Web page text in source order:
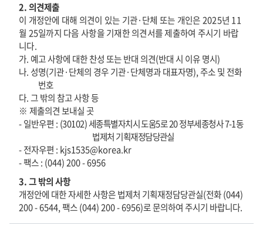
2.의견제출
이 개정안에 대해 의견이 있는 기관·단체 또는 개인은2025년 11
월 25일까지 다음 사항을 기재한 의견서를 제출하여 주시기 바랍
니다.
가. 예고 사항에 대한 찬성 또는 반대 의견(반대 시 이유 명시)
나. 성명(기관·단체의 경우 기관·단체명과 대표자명),주소 및 전화
번호
다.그 밖의 참고 사항 등
※ 제출의견 보내실 곳
-일반우편 : (30102)세종특별자치시 도움5로20정부세종청사7-1동
법제처 기획재정담당관실
-전자우편 : kjs1535@korea.kr
-팩스: (044) 200 - 6956
3.그 밖의 사항
개정안에 대한 자세한 사항은법제처 기획재정담당관실(전화(044)
200 - 6544,팩스(044) 200 - 6956)로 문의하여 주시기 바랍니다.